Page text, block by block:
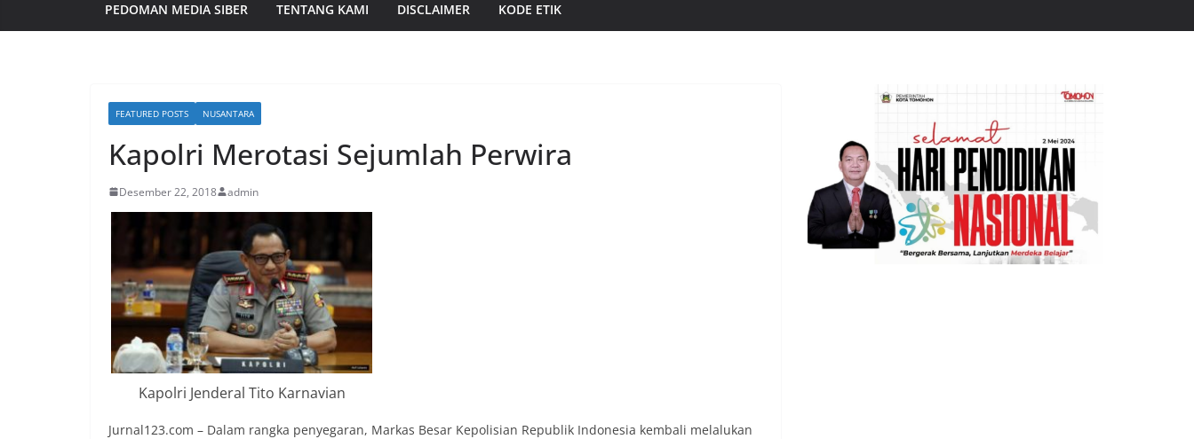
PEDOMAN MEDIA SIBER TENTANG KAMI DISCLAIMER KODE ETIK
FEATURED POSTS NUSANTARA
Kapolri Merotasi Sejumlah Perwira
Desember 22, 2018 admin
Kapolri Jenderal Tito Karnavian
Jurnal123.com – Dalam rangka penyegaran, Markas Besar Kepolisian Republik Indonesia kembali melalukan